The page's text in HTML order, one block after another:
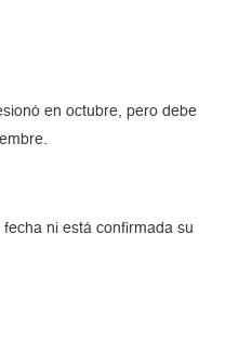
en octubre, pero debe
ni está confirmada su